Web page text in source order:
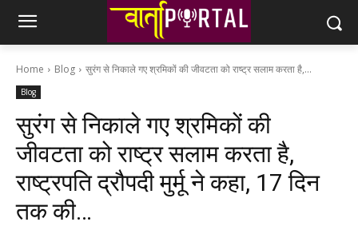
Home Blog सुरंग से निकाले गए श्रमिकों की जीवटता को राष्ट्र सलाम करता है,...
Blog
सुरंग से निकाले गए श्रमिकों की
जीवटता को राष्ट्र सलाम करता है,
राष्ट्रपति द्रौपदी मुर्मू ने कहा, 17 दिन
तक की…